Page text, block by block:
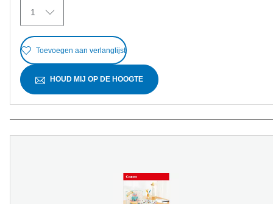
beoordelingen
1
Toevoegen aan verlanglijst
HOUD MIJ OP DE HOOGTE